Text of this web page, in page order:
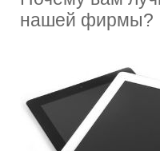
нашей фирмы?